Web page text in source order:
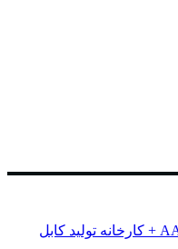
هادی آلومینیومی هوایی 50*1 AAC + کارخانه تولید کابل